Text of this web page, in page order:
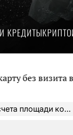
КРЕДИТЫ
визита в
в квадратных метрах